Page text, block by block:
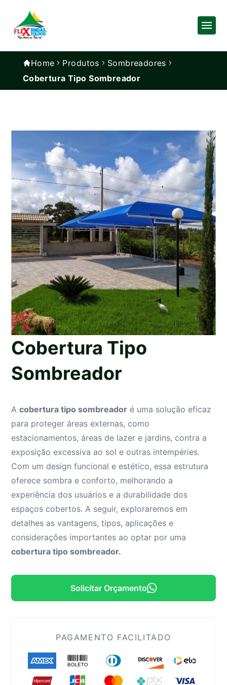
Home Produtos
Sombreadores
Cobertura Tipo Sombreador
Cobertura Tipo
Sombreador
Acobertura tipo sombreador é uma solução eficaz
para proteger áreas externas, como
estacionamentos, áreas de lazer e jardins, contra a
exposição excessiva ao sol e outras intempéries.
Com um design funcional e estético, essa estrutura
oferece sombra e conforto, melhorando a
experiência dos usuários e a durabilidade dos
espaços cobertos. A seguir, exploraremos em
detalhes as vantagens, tipos, aplicações e
considerações importantes ao optar por uma
cobertura tipo sombreador.
Solicitar Orçamento
PAGAMENTO FACILITADO